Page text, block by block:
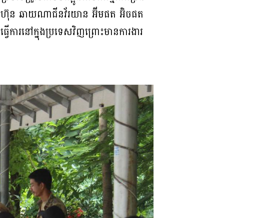
មហ៊ុន ឆាយណាជីនវ័រយាន អ៊ីមផត អ៊ិចផត
ការនៅក្នុងប្រទេសវិញព្រោះមានការងារ